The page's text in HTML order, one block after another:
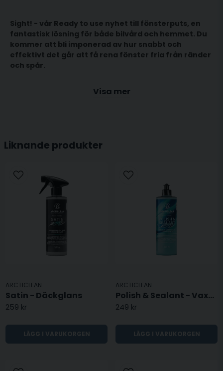
Sight! - vår Ready to use nyhet till fönsterputs, en
fantastisk lösning för både bilvård och hemmet. Du
kommer att bli imponerad av hur snabbt och
effektivt det går att få rena fönster fria från ränder
och spår.
Snäll mot glasbehandligar. Kräver inga
Börja med att spraya Sight på rutan eller i duken,
torka rent, efterforska sedan med en torr duk för
Visa mer
Liknande produkter
ARCTICLEAN
Satin - Däckglans
259 kr
LÄGG I VARUKORGEN
ARCTICLEAN
Polish & Sealant - Vaxpolish
249 kr
LÄGG I VARUKORGEN